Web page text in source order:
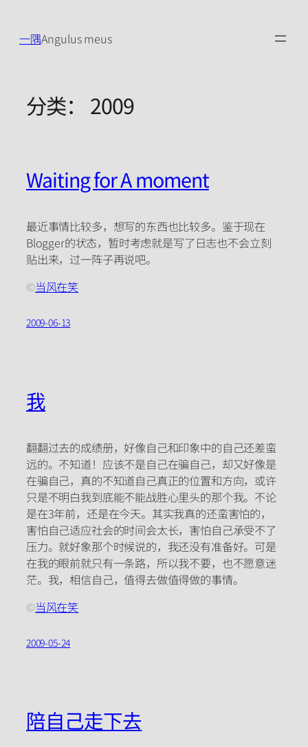
一隅Angulus meus
分类： 2009
Waiting for A moment
最近事情比较多，想写的东西也比较多。鉴于现在
Blogger的状态，暂时考虑就是写了日志也不会立刻
贴出来，过一阵子再说吧。
©当风在笑
2009-06-13
我
翻翻过去的成绩册，好像自己和印象中的自己还差蛮
远的。不知道！应该不是自己在骗自己，却又好像是
在骗自己，真的不知道自己真正的位置和方向，或许
只是不明白我到底能不能战胜心里头的那个我。不论
是在3年前，还是在今天。其实我真的还蛮害怕的，
害怕自己适应社会的时间会太长，害怕自己承受不了
压力。就好象那个时候说的，我还没有准备好。可是
在我的眼前就只有一条路，所以我不要，也不愿意迷
茫。我，相信自己，值得去做值得做的事情。
©当风在笑
2009-05-24
陪自己走下去